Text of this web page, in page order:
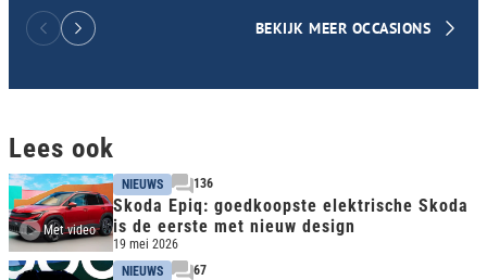
BEKIJK MEER OCCASIONS
Lees ook
Met video
NIEUWS 136
Skoda Epiq: goedkoopste elektrische Skoda
is de eerste met nieuw design
19 mei 2026
NIEUWS
67